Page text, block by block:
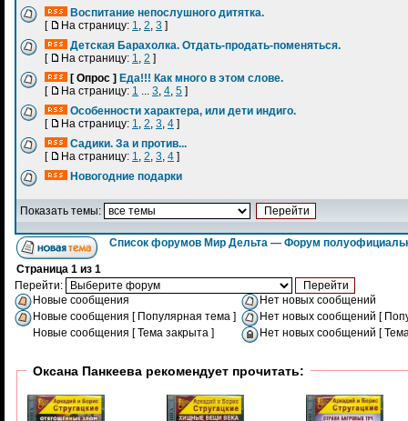
Воспитание непослушного дитятка.
[
На страницу: 1 2 3 ]
Детская Барахолка. Отдать-продать-поменяться.
[
На страницу: 1 2 ]
[ Опрос ] Еда!!! Как много в этом слове.
[
На страницу: 1 3 4 5 ]
Особенности характера, или дети индиго.
[
На страницу: 1 2 3 4 ]
Садики. За и против...
[
На страницу: 1 2 3 4 ]
Новогодние подарки
Показать темы:
Список форумов Мир Дельта — Форум
Страница 1 из 1
Перейти:
Новые сообщения
Нет новых сообщений
Новые сообщения [ Популярная тема ]
Нет новых сообщений [
Новые сообщения [ Тема закрыта ]
Нет новых сообщений [
Оксана Панкеева рекомендует прочитать: